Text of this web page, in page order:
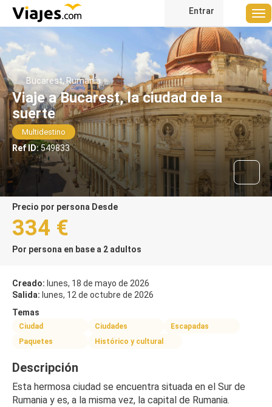
Entrar
Bucarest, Rumanía
Viaje a Bucarest, la ciudad de la
suerte
Multidestino
Ref ID:549833
precio por persona Desde
334 €
Por persona en base a 2 adultos
Creado: lunes, 18 de mayo de 2026
Salida: lunes, 12 de octubre de 2026
Temas
Ciudad Ciudades
Escapadas
Paquetes
Histórico y cultural
Descripción
Esta hermosa ciudad se encuentra situada en el Sur de
Rumania y es, a la misma vez, la capital de Rumania.